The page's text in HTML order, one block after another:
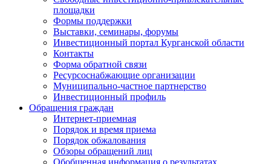
площадки
Формы поддержки
Выставки, семинары, форумы
Инвестиционный портал Курганской области
Контакты
Форма обратной связи
Ресурсоснабжающие организации
Муниципально-частное партнерство
Инвестиционный профиль
Обращения граждан
Интернет-приемная
Порядок и время приема
Порядок обжалования
Обзоры обращений лиц
Обобщенная информация о результатах